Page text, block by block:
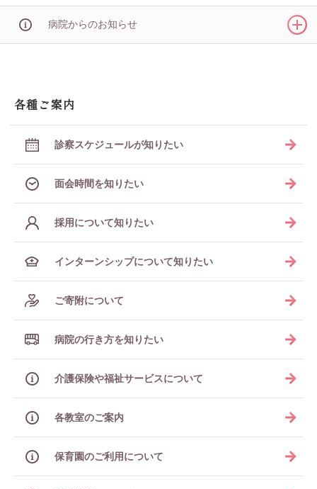
病院からのお知らせ
各種ご案内
診察スケジュールが知りたい
面会時間を知りたい
採用について知りたい
インターンシップについて知りたい
ご寄附について
病院の行き方を知りたい
介護保険や福祉サービスについて
各教室のご案内
保育園のご利用について